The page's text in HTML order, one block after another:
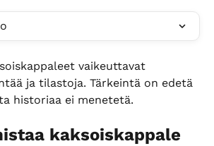
vaikeuttavat
ja tilastoja. Tärkeintä on edetä
historiaa ei menetetä.
kaksoiskappale